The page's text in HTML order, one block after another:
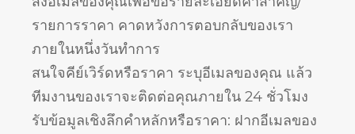
รายการราคา คาดหวังการตอบกลับของเรา
ภายในหนึ่งวันทำการ
สนใจคีย์เวิร์ดหรือราคา ระบุอีเมลของคุณ แล้ว
ทีมงานของเราจะติดต่อคุณภายใน 24 ชั่วโมง
รับข้อมูลเชิงลึกคำหลักหรือราคา: ฝากอีเมลของ